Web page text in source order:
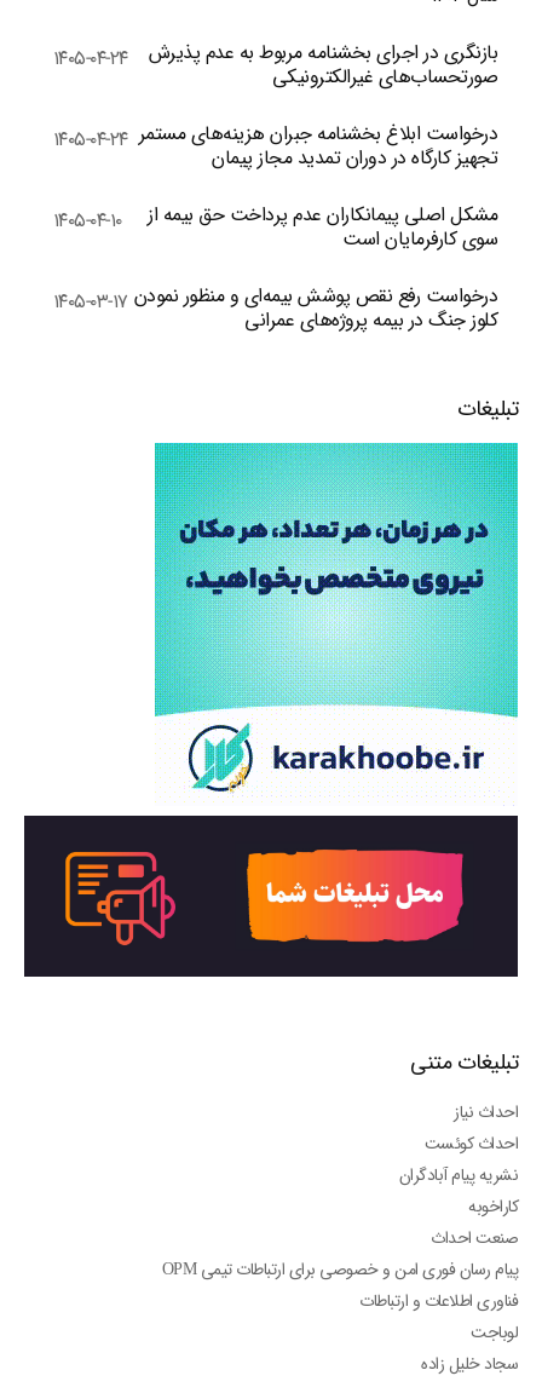
بازنگری در اجرای بخشنامه مربوط به عدم پذیرش
صورتحساب‌های غیرالکترونیکی
۱۴۰۵-۰۴-۲۴
درخواست ابلاغ بخشنامه جبران هزینه‌های مستمر
تجهیز کارگاه در دوران تمدید مجاز پیمان
۱۴۰۵-۰۴-۲۴
مشکل اصلی پیمانکاران عدم پرداخت حق بیمه از
سوی کارفرمایان است
۱۴۰۵-۰۴-۱۰
درخواست رفع نقص پوشش بیمه‌ای و منظور نمودن
کلوز جنگ در بیمه پروژه‌های عمرانی
۱۴۰۵-۰۳-۱۷
تبلیغات
تبلیغات متنی
احداث نیاز
احداث کوئست
نشریه پیام آبادگران
کاراخوبه
صنعت احداث
پیام رسان فوری امن و خصوصی برای ارتباطات تیمی OPM
فناوری اطلاعات و ارتباطات
لوباجت
سجاد خلیل زاده